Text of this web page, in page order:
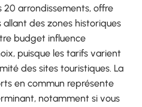
20 arrondissements, offre
allant des zones historiques
budget influence
puisque les tarifs varient
des sites touristiques. La
en commun représente
notamment si vous